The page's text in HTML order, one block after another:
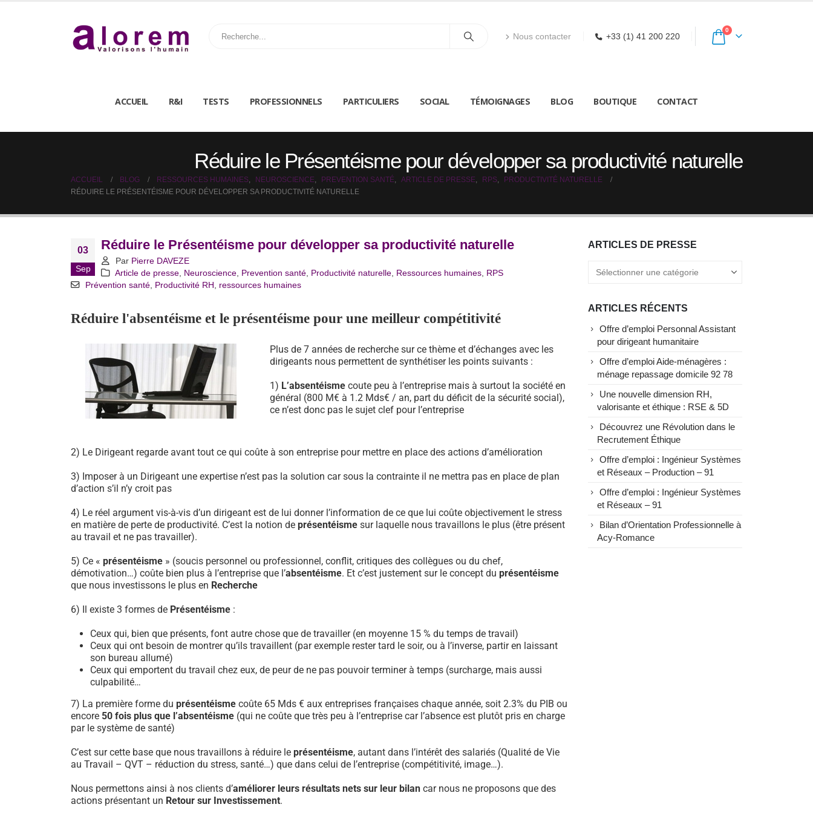
Nous contacter +33 (1) 41 200 220
0
ACCUEIL R&I TESTS PROFESSIONNELS PARTICULIERS SOCIAL TÉMOIGNAGES BLOG BOUTIQUE CONTACT
Réduire le Présentéisme pour développer sa productivité naturelle
ACCUEIL BLOG RESSOURCES HUMAINES NEUROSCIENCE PREVENTION SANTÉ ARTICLE DE PRESSE RPS
PRODUCTIVITÉ NATURELLE
RÉDUIRE LE PRÉSENTÉISME POUR DÉVELOPPER SA PRODUCTIVITÉ NATURELLE
03
Sep
Réduire le Présentéisme pour développer sa productivité naturelle
Par Pierre DAVEZE
Article de presse Neuroscience Prevention santé Productivité naturelle Ressources humaines RPS
Prévention santé Productivité RH ressources humaines
Réduire l'absentéisme et le présentéisme pour une meilleur compétitivité
Plus de 7 années de recherche sur ce thème et d’échanges avec les
dirigeants nous permettent de synthétiser les points suivants :
1) L’absentéismecoute peu à l’entreprise mais à surtout la société en
général (800 M€ à 1.2 Mds€ / an, part du déficit de la sécurité social),
ce n’est donc pas le sujet clef pour l’entreprise
2) Le Dirigeant regarde avant tout ce qui coûte à son entreprise pour mettre en place des actions d’amélioration
3) Imposer à un Dirigeant une expertise n’est pas la solution car sous la contrainte il ne mettra pas en place de plan
d’action s’il n’y croit pas
4) Le réel argument vis-à-vis d’un dirigeant est de lui donner l’information de ce que lui coûte objectivement le stress
en matière de perte de productivité. C’est la notion de présentéisme sur laquelle nous travaillons le plus (être présent
au travail et ne pas travailler).
5) Ce « présentéisme » (soucis personnel ou professionnel, conflit, critiques des collègues ou du chef,
démotivation…) coûte bien plus à l’entreprise que l’absentéisme. Et c’est justement sur le concept du présentéisme
que nous investissons le plus en Recherche
6) Il existe 3 formes de Présentéisme :
Ceux qui, bien que présents, font autre chose que de travailler (en moyenne 15 % du temps de travail)
Ceux qui ont besoin de montrer qu’ils travaillent (par exemple rester tard le soir, ou à l’inverse, partir en laissant
son bureau allumé)
Ceux qui emportent du travail chez eux, de peur de ne pas pouvoir terminer à temps (surcharge, mais aussi
culpabilité…
7) La première forme du présentéisme coûte 65 Mds € aux entreprises françaises chaque année, soit 2.3% du PIB ou
encore 50 fois plus que l’absentéisme (qui ne coûte que très peu à l’entreprise car l’absence est plutôt pris en charge
par le système de santé)
C’est sur cette base que nous travaillons à réduire le présentéisme, autant dans l’intérêt des salariés (Qualité de Vie
au Travail – QVT – réduction du stress, santé…) que dans celui de l’entreprise (compétitivité, image…).
Nous permettons ainsi à nos clients d’améliorer leurs résultats nets sur leur bilan car nous ne proposons que des
actions présentant un Retour sur Investissement.
ARTICLES DE PRESSE
ARTICLES RÉCENTS
Offre d’emploi Personnal Assistant
pour dirigeant humanitaire
Offre d’emploi Aide-ménagères :
ménage repassage domicile 92 78
Une nouvelle dimension RH,
valorisante et éthique : RSE & 5D
Découvrez une Révolution dans le
Recrutement Éthique
Offre d’emploi : Ingénieur Systèmes
et Réseaux – Production – 91
Offre d’emploi : Ingénieur Systèmes
et Réseaux – 91
Bilan d’Orientation Professionnelle à
Acy-Romance